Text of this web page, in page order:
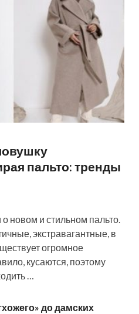
пальто: тренды
новом и стильном пальто.
экстравагантные, в
огромное
кусаются, поэтому
…
до дамских